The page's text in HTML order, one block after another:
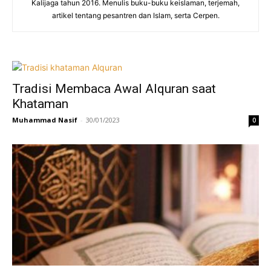
Kalijaga tahun 2016. Menulis buku-buku keislaman, terjemah,
artikel tentang pesantren dan Islam, serta Cerpen.
Tradisi Membaca Awal Alquran saat
Khataman
Muhammad Nasif - 30/01/2023 0